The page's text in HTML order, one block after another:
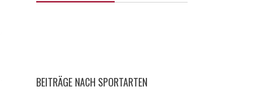
BEITRÄGE NACH SPORTARTEN